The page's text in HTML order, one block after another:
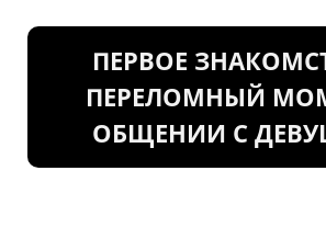
ПЕРВОЕ
ПЕРЕЛОМНЫЙ
ОБЩЕНИИ С